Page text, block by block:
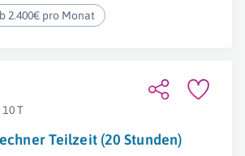
2.400€ pro Monat
T
Teilzeit (20 Stunden)